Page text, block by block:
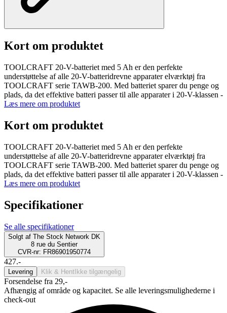
Kort om produktet
TOOLCRAFT 20-V-batteriet med 5 Ah er den perfekte
understøttelse af alle 20-V-batteridrevne apparater elværktøj fra
TOOLCRAFT serie TAWB-200. Med batteriet sparer du penge og
plads, da det effektive batteri passer til alle apparater i 20-V-klassen -
Læs mere om produktet
Kort om produktet
TOOLCRAFT 20-V-batteriet med 5 Ah er den perfekte
understøttelse af alle 20-V-batteridrevne apparater elværktøj fra
TOOLCRAFT serie TAWB-200. Med batteriet sparer du penge og
plads, da det effektive batteri passer til alle apparater i 20-V-klassen -
Læs mere om produktet
Specifikationer
Se alle specifikationer
Solgt af The Stock Network DK
8 rue du Sentier
CVR-nr: FR86901950774
427.-
Levering Klik & Hent Ikke tilgængelig
Forsendelse fra 29,-
Afhængig af område og kapacitet. Se alle leveringsmulighederne i
check-out